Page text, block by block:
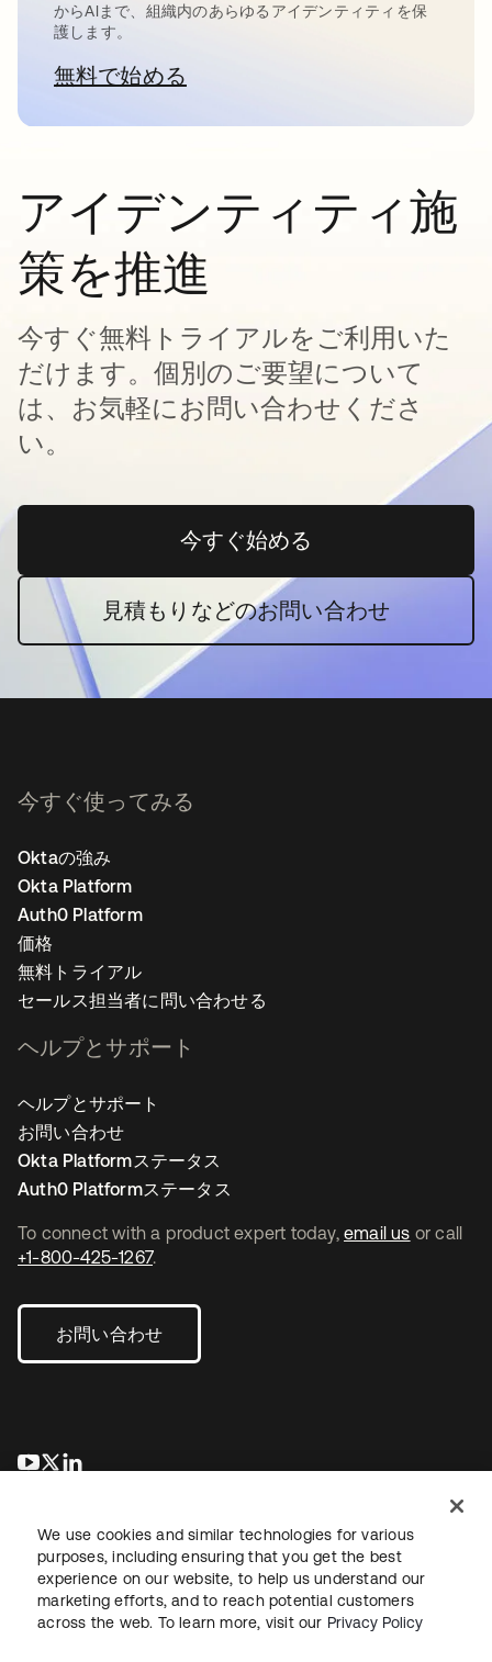
からAIまで、組織内のあらゆるアイデンティティを保
護します。
無料で始める新しいタブで開く
アイデンティティ施
策を推進
今すぐ無料トライアルをご利用いた
だけます。個別のご要望について
は、お気軽にお問い合わせくださ
い。
今すぐ始める新しいタブで開く
見積もりなどのお問い合わせ
To connect with a product expert today, email us or call
+1-800-425-1267.
お問い合わせ
新しいタブで開く
新しいタブで開く
今すぐ使ってみる
Oktaの強み
Okta Platform
Auth0 Platform
価格
無料トライアル
セールス担当者に問い合わせる
ヘルプとサポート
ヘルプとサポート
お問い合わせ
Okta Platformステータス
Auth0 Platformステータス
法務プライバシーポリシーサイト利用規約セキュリティ
We use cookies and similar technologies for various
purposes, including ensuring that you get the best
experience on our website, to help us understand our
marketing efforts, and to reach potential customers
across the web. To learn more, visit our Privacy Policy